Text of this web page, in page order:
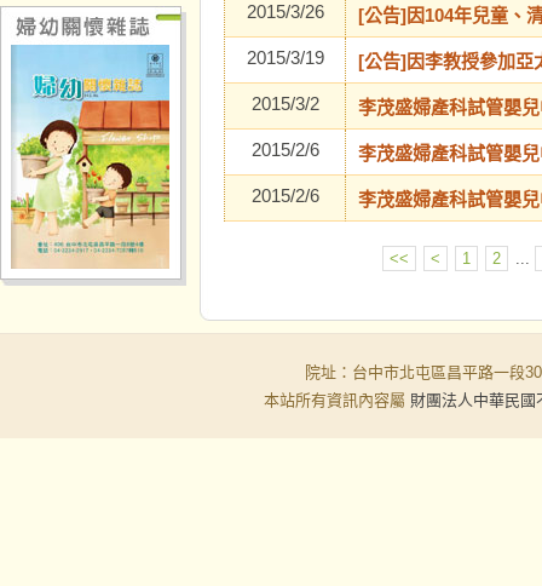
2015/3/26 [公告]因104年兒童、
2015/3/19 [公告]因李教授參加亞
2015/3/2 李茂盛婦產科試管嬰
2015/2/6 李茂盛婦產科試管嬰
2015/2/6 李茂盛婦產科試管嬰
<< < 1 2 ...
院址：台中市北屯區昌平路一
本站所有資訊內容屬 財團法人中華民國